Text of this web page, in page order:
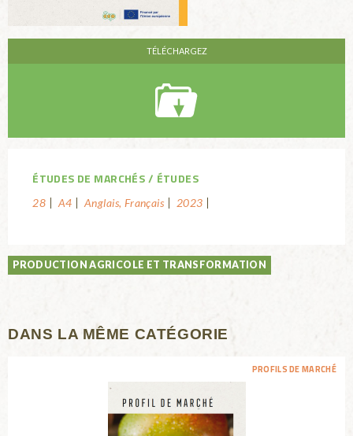
ÉTUDES DE MARCHÉS ÉTUDES
28 A4 Anglais, Français 2023
PRODUCTION AGRICOLE ET TRANSFORMATION
DANS LA MÊME CATÉGORIE
PROFILS DE MARCHÉ